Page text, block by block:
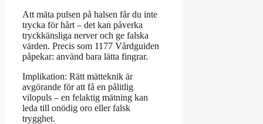
Att mäta pulsen på halsen får du inte
trycka för hårt – det kan påverka
tryckkänsliga nerver och ge falska
värden. Precis som 1177 Vårdguiden
påpekar: använd bara lätta fingrar.
Implikation: Rätt mätteknik är
avgörande för att få en pålitlig
vilopuls – en felaktig mätning kan
leda till onödig oro eller falsk
trygghet.